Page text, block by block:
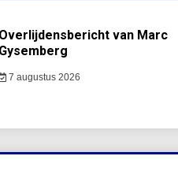
Overlijdensbericht van Marc
Gysemberg
7 augustus 2026